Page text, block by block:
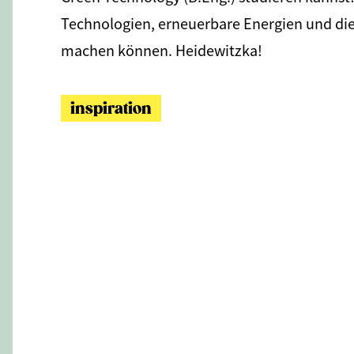
Technologien, erneuerbare Energien und
machen können. Heidewitzka!
inspiration